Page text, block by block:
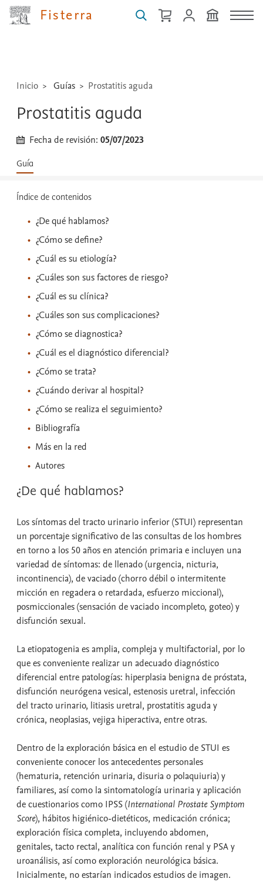
Fisterra
medicamentos,
técnicas
Inicio Guías Prostatitis aguda
Prostatitis aguda
Fecha de revisión:05/07/2023
Guía
Índice de contenidos
¿De qué hablamos?
¿Cómo se define?
¿Cuál es su etiología?
¿Cuáles son sus factores de riesgo?
¿Cuál es su clínica?
¿Cuáles son sus complicaciones?
¿Cómo se diagnostica?
¿Cuál es el diagnóstico diferencial?
¿Cómo se trata?
¿Cuándo derivar al hospital?
¿Cómo se realiza el seguimiento?
Bibliografía
Más en la red
Autores
¿De qué hablamos?
Los síntomas del tracto urinario inferior (STUI) representan
un porcentaje significativo de las consultas de los hombres
en torno a los 50 años en atención primaria e incluyen una
variedad de síntomas: de llenado (urgencia, nicturia,
incontinencia), de vaciado (chorro débil o intermitente
micción en regadera o retardada, esfuerzo miccional),
posmiccionales (sensación de vaciado incompleto, goteo) y
disfunción sexual.
La etiopatogenia es amplia, compleja y multifactorial, por lo
que es conveniente realizar un adecuado diagnóstico
diferencial entre patologías: hiperplasia benigna de próstata,
disfunción neurógena vesical, estenosis uretral, infección
del tracto urinario, litiasis uretral, prostatitis aguda y
crónica, neoplasias, vejiga hiperactiva, entre otras.
Dentro de la exploración básica en el estudio de STUI es
conveniente conocer los antecedentes personales
(hematuria, retención urinaria, disuria o polaquiuria) y
familiares, así como la sintomatología urinaria y aplicación
de cuestionarios como IPSS (International Prostate Symptom
Score), hábitos higiénico-dietéticos, medicación crónica;
exploración física completa, incluyendo abdomen,
genitales, tacto rectal, analítica con función renal y PSA y
uroanálisis, así como exploración neurológica básica.
Inicialmente, no estarían indicados estudios de imagen.